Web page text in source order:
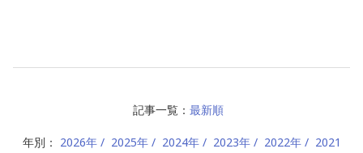
記事一覧： 最新順
年別： 2026年 2025年 2024年 2023年 2022年
2021